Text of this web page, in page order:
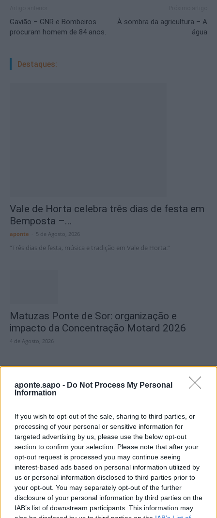
aponte.sapo - Do Not Process My Personal
Information
If you wish to opt-out of the sale, sharing to third parties, or
processing of your personal or sensitive information for
targeted advertising by us, please use the below opt-out
section to confirm your selection. Please note that after your
opt-out request is processed you may continue seeing
interest-based ads based on personal information utilized by
us or personal information disclosed to third parties prior to
your opt-out. You may separately opt-out of the further
disclosure of your personal information by third parties on the
IAB’s list of downstream participants. This information may
Gavião – GNR e Bombeiros
procuram homem de 84 anos.
À sombra da agricultura – A
água
Destaques:
Vale de Horta celebra três dias de festa em
Bemposta –...
aponte 5 de Agosto, 2026
“Três dias de festa, música e tradição em Vale de Horta.”
Matuzas Ponte de Sor: organização e
impacto da Concentração Motard 2026
4 de Agosto, 2026